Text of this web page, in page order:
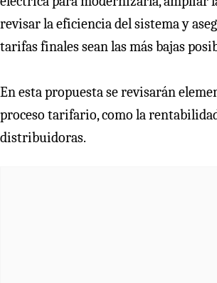
revisar la eficiencia del sistema y
tarifas finales sean las más bajas
En esta propuesta se revisarán
proceso tarifario, como la
distribuidoras.